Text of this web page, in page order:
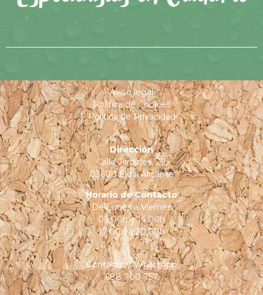
Aviso legal
Política de Cookies
Política de Privacidad
Dirección
Calle Jardines, 29,
03600 Elda, Alicante
Horario de Contacto
De Lunes a Viernes
09:00h a 14:00h
17:00h a 20:00h
Contacto y WhatsApp
688 700 757